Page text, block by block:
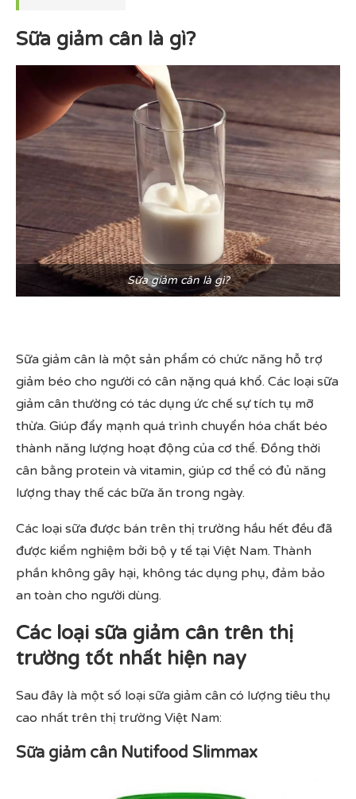
Sữa giảm cân là gì?
Sữa giảm cân là gì?
Sữa giảm cân là một sản phẩm có chức năng hỗ trợ
giảm béo cho người có cân nặng quá khổ. Các loại sữa
giảm cân thường có tác dụng ức chế sự tích tụ mỡ
thừa. Giúp đẩy mạnh quá trình chuyển hóa chất béo
thành năng lượng hoạt động của cơ thể. Đồng thời
cân bằng protein và vitamin, giúp cơ thể có đủ năng
lượng thay thế các bữa ăn trong ngày.
Các loại sữa được bán trên thị trường hầu hết đều đã
được kiểm nghiệm bởi bộ y tế tại Việt Nam. Thành
phần không gây hại, không tác dụng phụ, đảm bảo
an toàn cho người dùng.
Các loại sữa giảm cân trên thị
trường tốt nhất hiện nay
Sau đây là một số loại sữa giảm cân có lượng tiêu thụ
cao nhất trên thị trường Việt Nam:
Sữa giảm cân Nutifood Slimmax